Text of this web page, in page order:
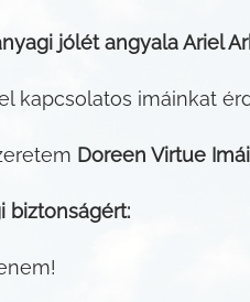
jólét angyala Ariel
kapcsolatos imáinkat
Doreen Virtue
biztonságért: